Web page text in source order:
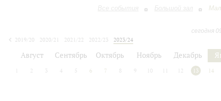
Все события Большой зал
сегодня
2019/20
2020/21 2021/22 2022/23
2023/24
Август Сентябрь Октябрь Ноябрь Декабрь
2 3 4 5 6 7 8 9 10 12 13 14